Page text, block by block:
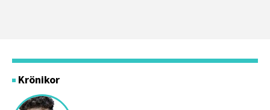
Krönikor